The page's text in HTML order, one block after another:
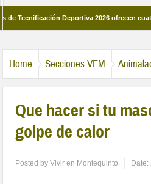
Deportiva 2026 ofrecen cuatro
Home Secciones VEM
Que hacer si tu
golpe de calor
Posted byVivir en Montequinto Date: